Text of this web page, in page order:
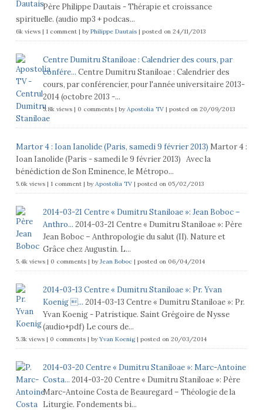
Père Philippe Dautais - Thérapie et croissance
spirituelle. (audio mp3 + podcas...
6k views| 1 comment| byPhilippe Dautais| posted on 24/11/2013
Centre Dumitru Staniloae : Calendrier des cours, par
confére... Centre Dumitru Staniloae : Calendrier des
cours, par conférencier, pour l'année universitaire 2013-
2014 (octobre 2013 -...
5.8k views| 0 comments| byApostolia TV| posted on 20/09/2013
Martor 4 : Ioan Ianolide (Paris, samedi 9 février 2013) Martor 4 :
Ioan Ianolide (Paris - samedi le 9 février 2013) Avec la
bénédiction de Son Eminence, le Métropo...
5.6k views| 1 comment| byApostolia TV| posted on 05/02/2013
2014-03-21 Centre « Dumitru Staniloae »: Jean Boboc –
Anthro... 2014-03-21 Centre « Dumitru Staniloae »: Père
Jean Boboc – Anthropologie du salut (II). Nature et
Grâce chez Augustin. L...
5.4k views| 0 comments| byJean Boboc| posted on 06/04/2014
2014-03-13 Centre « Dumitru Staniloae »: Pr. Yvan
Koenig ... 2014-03-13 Centre « Dumitru Staniloae »: Pr.
Yvan Koenig - Patristique. Saint Grégoire de Nysse
(audio+pdf) Le cours de...
5.3k views| 0 comments| byYvan Koenig| posted on 20/03/2014
2014-03-20 Centre « Dumitru Staniloae »: Marc-Antoine
Costa... 2014-03-20 Centre « Dumitru Staniloae »: Père
Marc-Antoine Costa de Beauregard – Théologie de la
Liturgie. Fondements bi...